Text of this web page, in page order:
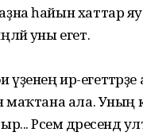
һайын хаттар
уны егет.
үҙенең ир-
маҡтана ала. Уның
Рәсем дәресендә